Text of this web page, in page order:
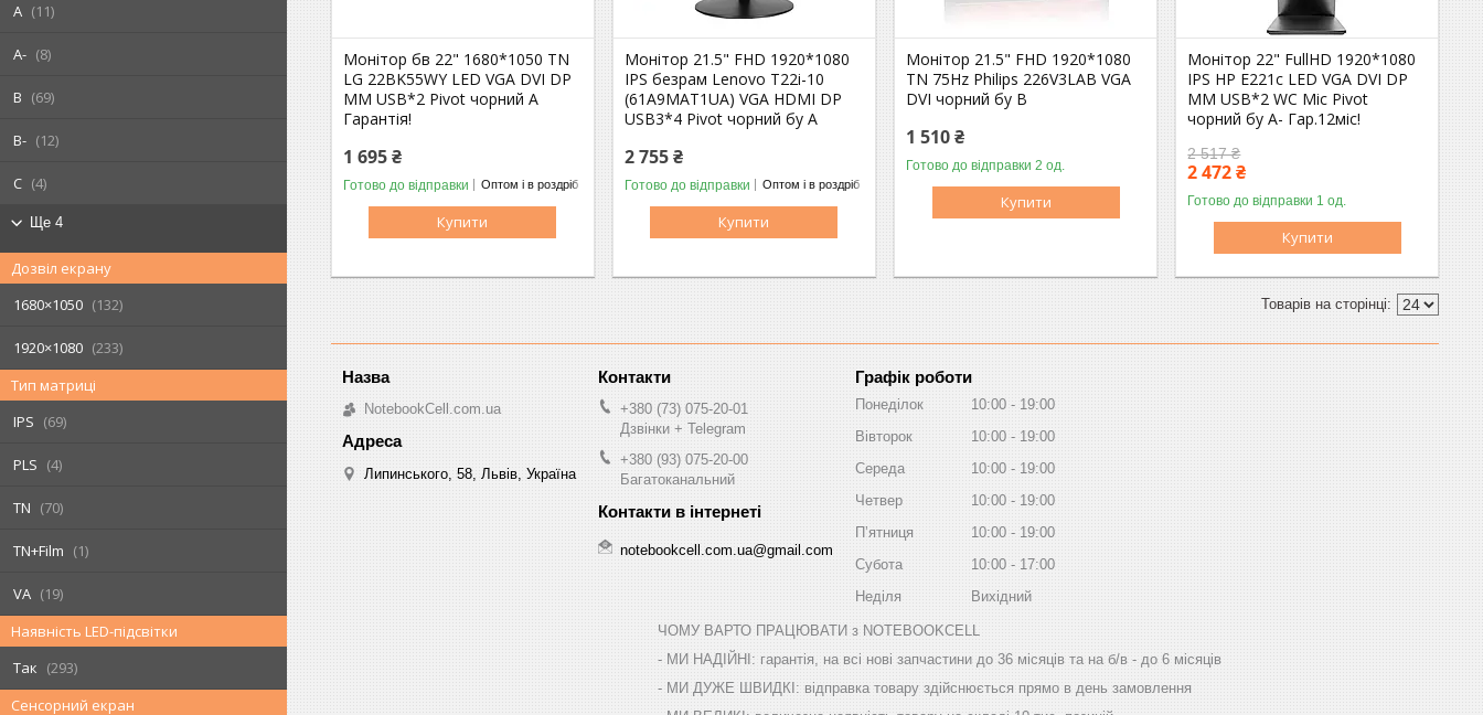
A
11
A- 8
B 69
B- 12
C 4
Ще 4
Дозвіл екрану
1680×1050
132
1920×1080
233
Тип матриці
IPS
69
PLS 4
TN 70
TN+Film 1
VA
19
Наявність LED-підсвітки
Так
293
Сенсорний екран
Монітор бв 22" 1680*1050 TN
LG 22BK55WY LED VGA DVI DP
MM USB*2 Pivot чорний A
Гарантія!
1 695 ₴
Готово до відправки Оптом і в роздріб
Купити
Монітор 21.5" FHD 1920*1080
IPS безрам Lenovo T22i-10
(61A9MAT1UA) VGA HDMI DP
USB3*4 Pivot чорний бу A
2 755 ₴
Готово до відправки Оптом і в роздріб
Купити
Монітор 21.5" FHD 1920*1080
TN 75Hz Philips 226V3LAB VGA
DVI чорний бу В
1 510 ₴
Готово до відправки 2 од.
Купити
Монітор 22" FullHD 1920*1080
IPS HP E221c LED VGA DVI DP
MM USB*2 WC Mic Pivot
чорний бу A- Гар.12міс!
2 517 ₴
2 472 ₴
Готово до відправки 1 од.
Купити
NotebookCell.com.ua
Липинського, 58, Львів, Україна
+380 (73) 075-20-01
Дзвінки + Telegram
+380 (93) 075-20-00
Багатоканальний
notebookcell.com.ua@gmail.com
Графік роботи
Понеділок 10:00
19:00
Вівторок
10:00
19:00
Середа
10:00
19:00
Четвер
10:00
19:00
Пʼятниця
10:00
19:00
Субота
10:00
17:00
Неділя
Вихідний
ЧОМУ ВАРТО ПРАЦЮВАТИ з NOTEBOOKCELL
- МИ НАДІЙНІ: гарантія, на всі нові запчастини до 36 місяців та на б/в - до 6 місяців
- МИ ДУЖЕ ШВИДКІ: відправка товару здійснюється прямо в день замовлення